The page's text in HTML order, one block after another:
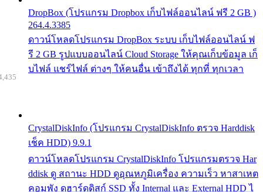
DropBox (โปรแกรม Dropbox เก็บไฟล์ออนไลน์ ฟรี 2 GB )
264.4.3385
ดาวน์โหลดโปรแกรม DropBox ระบบ เก็บไฟล์ออนไลน์ ฟ
รี 2 GB รูปแบบออนไลน์ Cloud Storage ให้คุณเก็บข้อมูล เก็
บไฟล์ แชร์ไฟล์ ต่างๆ ให้คนอื่น เข้าถึงได้ ทุกที่ ทุกเวลา
CrystalDiskInfo (โปรแกรม CrystalDiskInfo ตรวจ Harddisk
เช็ค HDD) 9.9.1
ดาวน์โหลดโปรแกรม CrystalDiskInfo โปรแกรมตรวจ Har
ddisk ดู สถานะ HDD ดูอุณหภูมิเครื่อง ความเร็ว หาสาเหต
คอมพัง ดูฮาร์ดดิสก์ SSD ทั้ง Internal และ External HDD ไ